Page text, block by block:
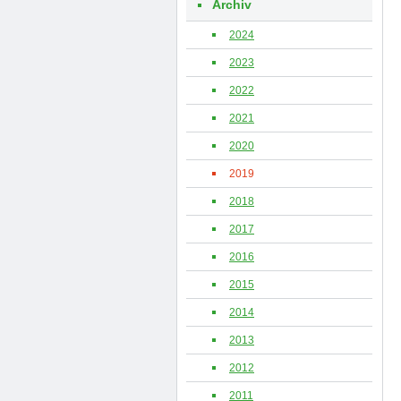
Archiv
2024
2023
2022
2021
2020
2019
2018
2017
2016
2015
2014
2013
2012
2011